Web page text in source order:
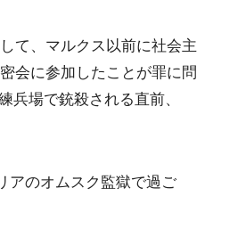
て、マルクス以前に社会主
会に参加したことが罪に問
場で銃殺される直前、
アのオムスク監獄で過ご